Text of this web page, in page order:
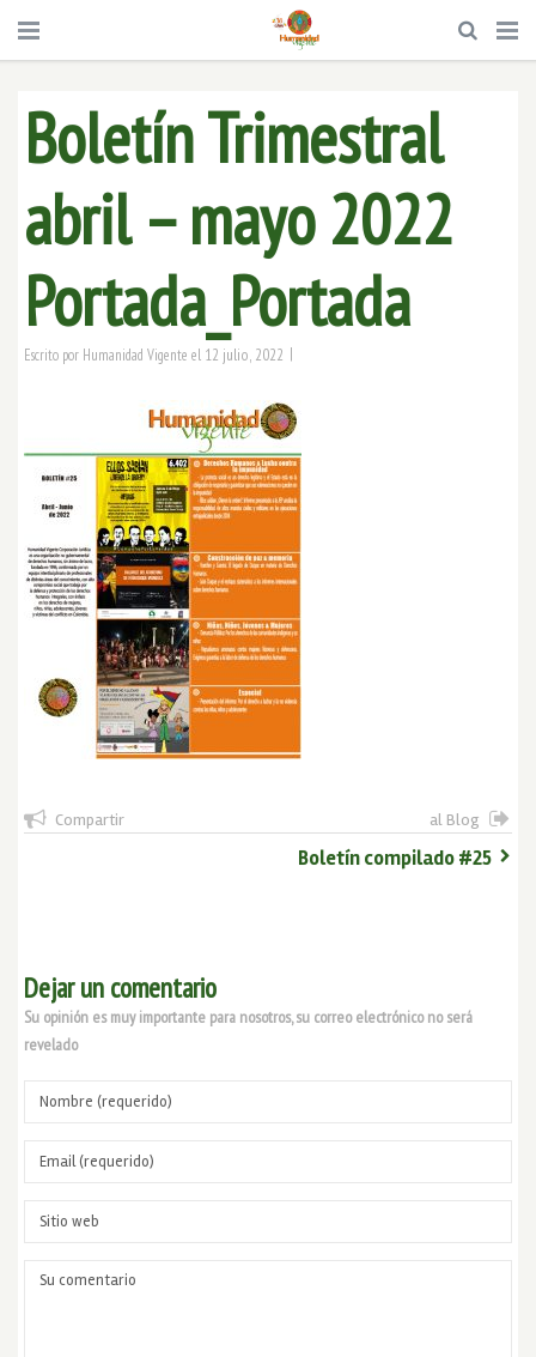
Boletín Trimestral
abril – mayo 2022
Portada_Portada
Escrito por Humanidad Vigente el 12 julio, 2022 |
Compartir al Blog
Boletín compilado #25
Dejar un comentario
Su opinión es muy importante para nosotros, su correo electrónico no será
revelado